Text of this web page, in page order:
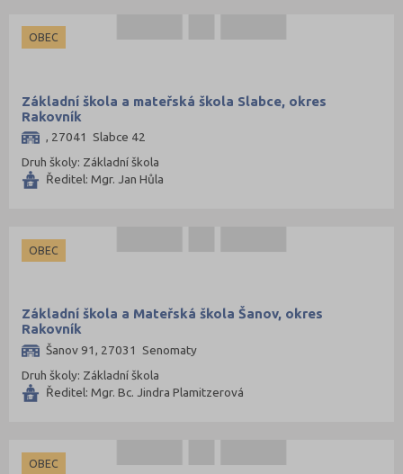
OBEC
Základní škola a mateřská škola Slabce, okres
Rakovník
, 27041 Slabce 42
Druh školy: Základní škola
Ředitel: Mgr. Jan Hůla
OBEC
Základní škola a Mateřská škola Šanov, okres
Rakovník
Šanov 91, 27031 Senomaty
Druh školy: Základní škola
Ředitel: Mgr. Bc. Jindra Plamitzerová
OBEC